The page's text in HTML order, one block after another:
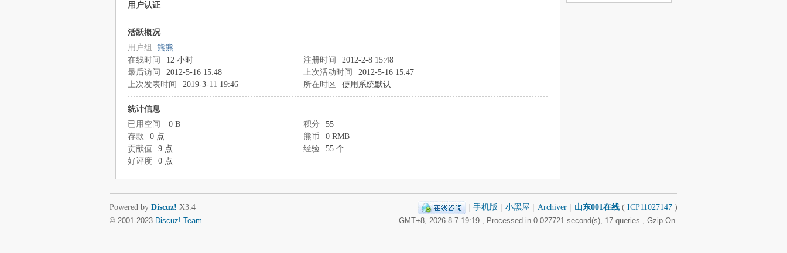
用户认证
活跃概况
用户组 熊熊
在线时间
12 小时 注册时间
2012-2-8 15:48
最后访问
2012-5-16 15:48 上次活动时间
2012-5-16 15:47
上次发表时间
2019-3-11 19:46 所在时区 使用系统默认
统计信息
已用空间
0 B 积分
55
存款
0 点 熊币
0 RMB
贡献值
9 点 经验
55 个
好评度
0 点
手机版 小黑屋 Archiver 山东001在线 ( ICP11027147 )
GMT+8, 2026-8-7 19:19 , Processed in 0.027721 second(s), 17 queries , Gzip On.
Powered by Discuz! X3.4
© 2001-2023 Discuz! Team.